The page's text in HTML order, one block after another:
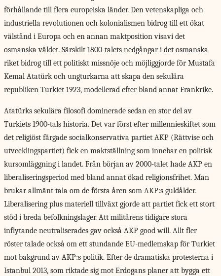
förhållande till flera europeiska länder. Den vetenskapliga och
industriella revolutionen och kolonialismen bidrog till ett ökat
välstånd i Europa och en annan maktposition visavi det
osmanska väldet. Särskilt 1800-talets nedgångar i det osmanska
riket bidrog till ett politiskt missnöje och möjliggjorde för Mustafa
Kemal Atatürk och ungturkarna att skapa den sekulära
republiken Turkiet 1923, modellerad efter bland annat Frankrike.
Atatürks sekulära filosofi dominerade sedan en stor del av
Turkiets 1900-tals historia. Det var först efter millennieskiftet som
det religiöst färgade socialkonservativa partiet AKP (Rättvise och
utvecklingspartiet) fick en maktställning som innebar en politisk
kursomläggning i landet. Från början av 2000-talet hade AKP en
liberaliseringsperiod med bland annat ökad religionsfrihet. Man
brukar allmänt tala om de första åren som AKP:s guldålder.
Liberalisering plus materiell tillväxt gjorde att partiet fick ett stort
stöd i breda befolkningslager. Att militärens tidigare stora
inflytande neutraliserades gav också AKP good will. Allt fler
röster talade också om ett stundande EU-medlemskap för Turkiet
mot bakgrund av AKP:s politik. Efter de dramatiska protesterna i
Istanbul 2013, som riktade sig mot Erdogans planer att bygga ett